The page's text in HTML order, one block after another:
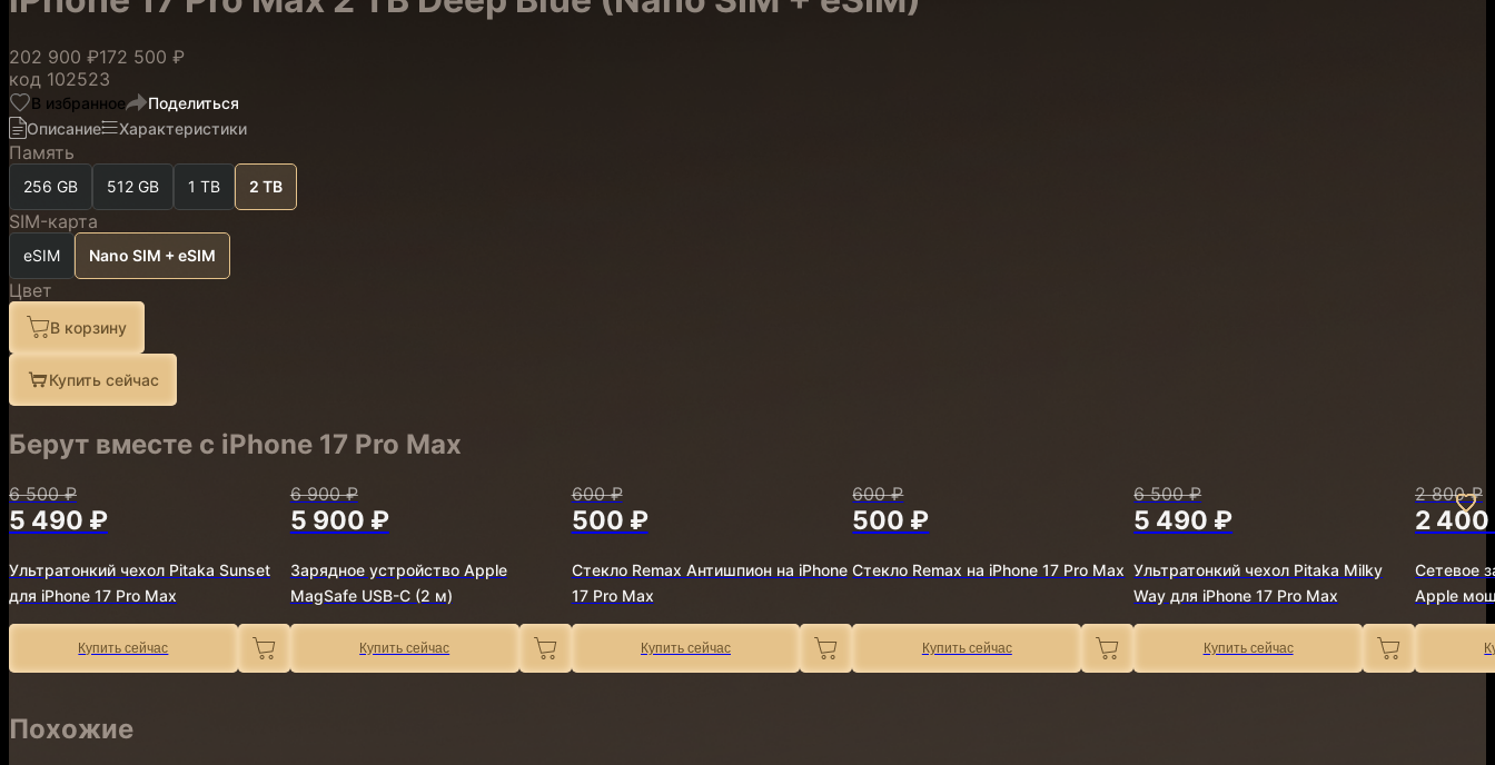
202 900 ₽172 500 ₽
код 102523
В избранное
Поделиться
Описание
Характеристики
Память
256 GB 512 GB 1 TB 2 TB
SIM-карта
eSIM Nano SIM + eSIM
Цвет
В корзину
Купить сейчас
Берут вместе с iPhone 17 Pro Max
6 500 ₽
5 490 ₽
Ультратонкий чехол Pitaka Sunset
для iPhone 17 Pro Max
Купить сейчас
6 900 ₽
5 900 ₽
Зарядное устройство Apple
MagSafe USB-C (2 м)
Купить сейчас
600 ₽
500 ₽
Стекло Remax Антишпион на iPhone
17 Pro Max
Купить сейчас
600 ₽
500 ₽
Стекло Remax на iPhone 17 Pro Max
Купить сейчас
6 500 ₽
5 490 ₽
Ультратонкий чехол Pitaka Milky
Way для iPhone 17 Pro Max
Купить сейчас
2 800 ₽
2
Сетевое
Apple
Похожие